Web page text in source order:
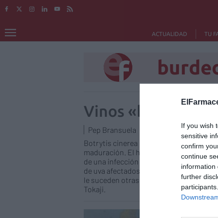
If you wish
sensitive
confirm
continue
information
further
ACTUALIDAD TU
Vinos
Pep Bransuela
Botrytis cinerea es el nombre del
maduración. El hongo ocasiona
de una infección de plantas en
de uva afectados; y la podredumbre
le suceden otras de sequedad,
Tokaji.